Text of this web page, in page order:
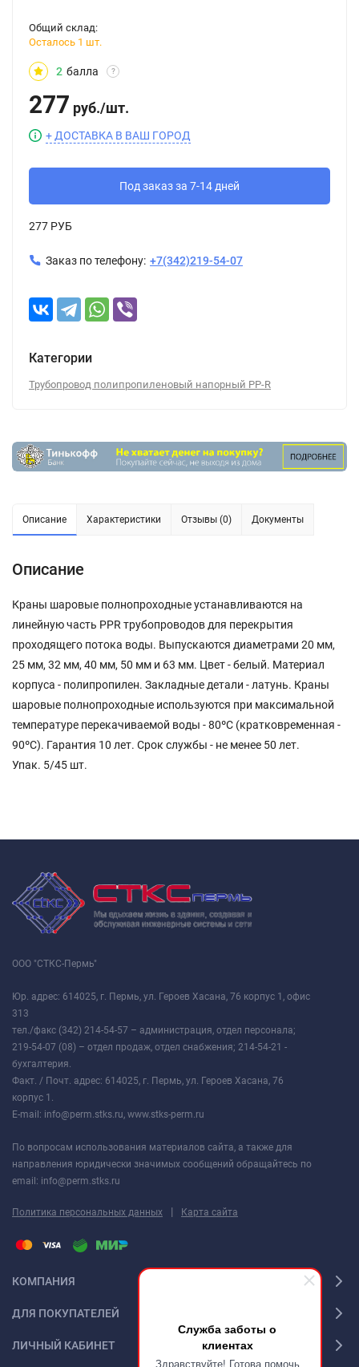
Служба заботы о
клиентах
Здравствуйте! Готова помочь
Общий склад:
Осталось 1 шт.
2 балла ?
277 руб./шт.
+ ДОСТАВКА В ВАШ ГОРОД
Под заказ за 7-14 дней
277 РУБ
Заказ по телефону: +7(342)219-54-07
Категории
Трубопровод полипропиленовый напорный PP-R
Описание Характеристики Отзывы (0) Документы
Описание
Краны шаровые полнопроходные устанавливаются на
линейную часть PPR трубопроводов для перекрытия
проходящего потока воды. Выпускаются диаметрами 20 мм,
25 мм, 32 мм, 40 мм, 50 мм и 63 мм. Цвет - белый. Материал
корпуса - полипропилен. Закладные детали - латунь. Краны
шаровые полнопроходные используются при максимальной
температуре перекачиваемой воды - 80ºС (кратковременная -
90ºС). Гарантия 10 лет. Срок службы - не менее 50 лет.
Упак. 5/45 шт.
ООО "СТКС-Пермь"
Юр. адрес: 614025, г. Пермь, ул. Героев Хасана, 76 корпус 1, офис
313
тел./факс (342) 214-54-57 – администрация, отдел персонала;
219-54-07 (08) – отдел продаж, отдел снабжения; 214-54-21 -
бухгалтерия.
Факт. / Почт. адрес: 614025, г. Пермь, ул. Героев Хасана, 76
корпус 1.
E-mail: info@perm.stks.ru, www.stks-perm.ru
По вопросам использования материалов сайта, а также для
направления юридически значимых сообщений обращайтесь по
email: info@perm.stks.ru
Политика персональных данных | Карта сайта
КОМПАНИЯ
ДЛЯ ПОКУПАТЕЛЕЙ
ЛИЧНЫЙ КАБИНЕТ